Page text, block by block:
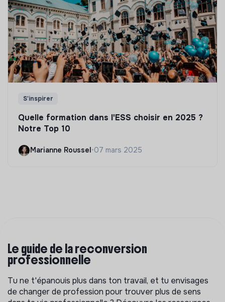
S'inspirer
Quelle formation dans l'ESS choisir en 2025 ?
Notre Top 10
Marianne Roussel •07 mars 2025
Le guide de la reconversion
professionnelle
Tu ne t'épanouis plus dans ton travail, et tu envisages
de changer de profession pour trouver plus de sens